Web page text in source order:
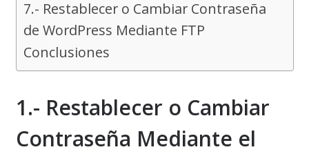
7.- Restablecer o Cambiar Contraseña
de WordPress Mediante FTP
Conclusiones
1.- Restablecer o Cambiar
Contraseña Mediante el